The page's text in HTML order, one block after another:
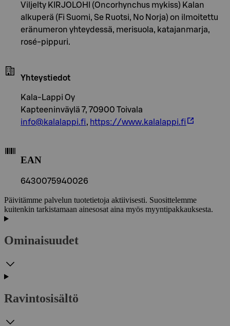
Viljelty KIRJOLOHI (Oncorhynchus mykiss) Kalan
alkuperä (Fi Suomi, Se Ruotsi, No Norja) on ilmoitettu
eränumeron yhteydessä, merisuola, katajanmarja,
rosé-pippuri.
Yhteystiedot
Kala-Lappi Oy
Kapteeninväylä 7, 70900 Toivala
info@kalalappi.fi, https://www.kalalappi.fi
EAN
6430075940026
Päivitämme palvelun tuotetietoja aktiivisesti. Suosittelemme
kuitenkin tarkistamaan ainesosat aina myös myyntipakkauksesta.
Ominaisuudet
Ravintosisältö